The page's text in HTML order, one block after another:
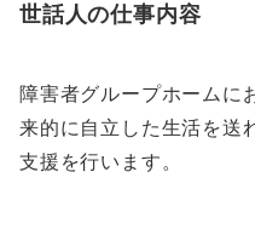
世話人の仕事内容
障害者グループホームに
来的に自立した生活を送
支援を行います。